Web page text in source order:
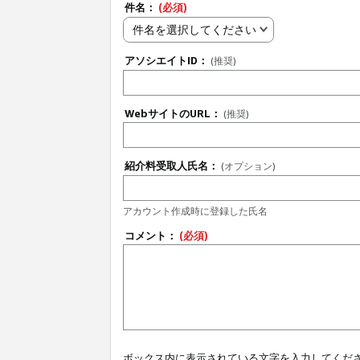
件名： (必須)
件名を選択してください
アソシエイトID： (推奨)
WebサイトのURL： (推奨)
紹介料受取人氏名： (オプション)
アカウント作成時に登録した氏名
コメント： (必須)